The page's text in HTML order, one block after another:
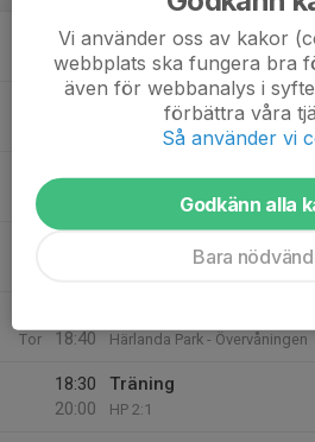
17:00
18:30
Träning
HP 2:1
Videomöte
Härlanda Park - Övervåningen
Tis
18:00
Gym + Träning
Tor
18:40
Härlanda Park - Övervåningen
18:30
20:00
Träning
HP 2:1
Vi använder oss av kakor
webbplats ska fungera bra
även för webbanalys i
förbättra våra
Så använder vi
Godkänn alla
Bara